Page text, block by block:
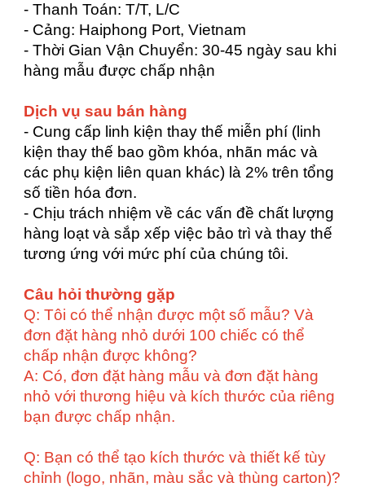
- Thanh Toán: T/T, L/C
- Cảng: Haiphong Port, Vietnam
- Thời Gian Vận Chuyển: 30-45 ngày sau khi
hàng mẫu được chấp nhận
Dịch vụ sau bán hàng
- Cung cấp linh kiện thay thế miễn phí (linh
kiện thay thế bao gồm khóa, nhãn mác và
các phụ kiện liên quan khác) là 2% trên tổng
số tiền hóa đơn.
- Chịu trách nhiệm về các vấn đề chất lượng
hàng loạt và sắp xếp việc bảo trì và thay thế
tương ứng với mức phí của chúng tôi.
Câu hỏi thường gặp
Q: Tôi có thể nhận được một số mẫu? Và
đơn đặt hàng nhỏ dưới 100 chiếc có thể
chấp nhận được không?
A: Có, đơn đặt hàng mẫu và đơn đặt hàng
nhỏ với thương hiệu và kích thước của riêng
bạn được chấp nhận.
Q: Bạn có thể tạo kích thước và thiết kế tùy
chỉnh (logo, nhãn, màu sắc và thùng carton)?